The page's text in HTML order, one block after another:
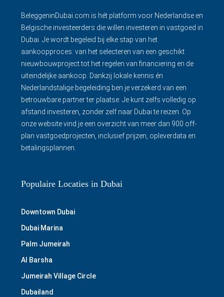
BeleggeninDubai.com is hét platform voor Nederlandse en
Belgische investeerders die willen investeren in vastgoed in
Dubai. Je wordt begeleid bij elke stap van het
aankoopproces: van het selecteren van een geschikt
nieuwbouwproject tot het regelen van financiering en de
uiteindelijke aankoop. Dankzij lokale kennis én
Nederlandstalige begeleiding ben je verzekerd van een
betrouwbare partner ter plaatse. Je kunt zelfs volledig op
afstand investeren, zonder zelf naar Dubai te reizen. Op
onze website vind je een overzicht van meer dan 900 off-
plan vastgoedprojecten, inclusief prijzen, opleverdata en
betalingsplannen.
Populaire Locaties in Dubai
Downtown Dubai
Dubai Marina
Palm Jumeirah
Al Barsha
Jumeirah Village Circle
Dubailand